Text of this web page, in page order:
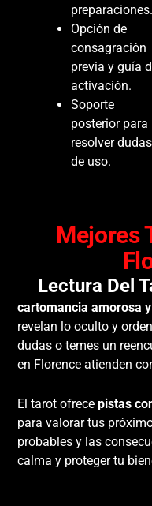
preparaciones.
Opción de
consagración
previa y guía
activación.
Soporte
posterior para
resolver dudas
de uso.
Mejores
Lectura Del
cartomancia amorosa
revelan lo oculto y
dudas o temes un
en Florence atienden
El tarot ofrece pistas
para valorar tus
probables y las
calma y proteger tu